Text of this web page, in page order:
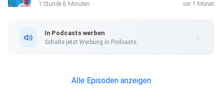
1 Stunde 8 Minuten vor 1 Monat
In Podcasts werben
Schalte jetzt Werbung in Podcasts.
Alle Episoden anzeigen